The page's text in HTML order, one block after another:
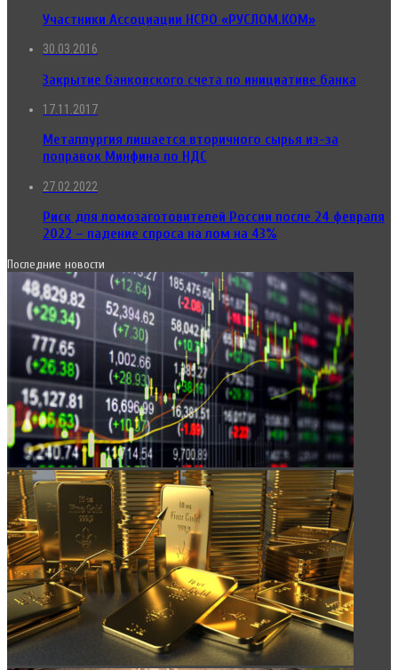
Участники Ассоциации НСРО «РУСЛОМ.КОМ»
30.03.2016
Закрытие банковского счета по инициативе банка
17.11.2017
Металлургия лишается вторичного сырья из-за
поправок Минфина по НДС
27.02.2022
Риск для ломозаготовителей России после 24 февраля
2022 – падение спроса на лом на 43%
Последние новости